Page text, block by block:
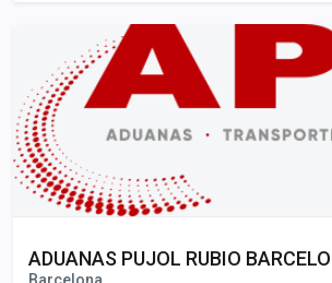
ADUANAS PUJOL RUBIO
Barcelona